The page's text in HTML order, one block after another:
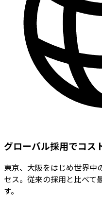
グローバル採用でコス
東京、大阪をはじめ世界中
セス。従来の採用と比べて
す。